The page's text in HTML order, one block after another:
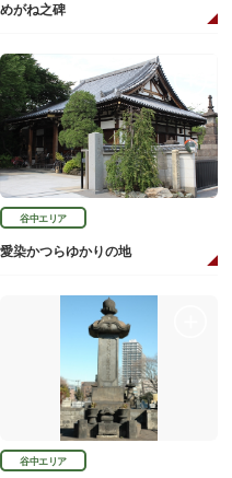
めがね之碑
谷中エリア
愛染かつらゆかりの地
谷中エリア